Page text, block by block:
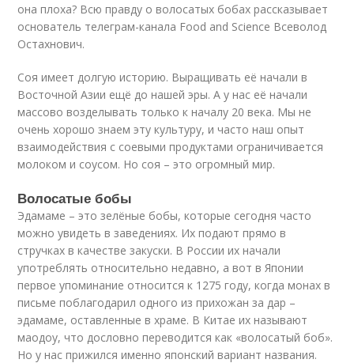
она плоха? Всю правду о волосатых бобах рассказывает
основатель телеграм-канала Food and Science Всеволод
Остахнович.
Соя имеет долгую историю. Выращивать её начали в
Восточной Азии ещё до нашей эры. А у нас её начали
массово возделывать только к началу 20 века. Мы не
очень хорошо знаем эту культуру, и часто наш опыт
взаимодействия с соевыми продуктами ограничивается
молоком и соусом. Но соя – это огромный мир.
Волосатые бобы
Эдамаме – это зелёные бобы, которые сегодня часто
можно увидеть в заведениях. Их подают прямо в
стручках в качестве закуски. В России их начали
употреблять относительно недавно, а вот в Японии
первое упоминание относится к 1275 году, когда монах в
письме поблагодарил одного из прихожан за дар –
эдамаме, оставленные в храме. В Китае их называют
маодоу, что дословно переводится как «волосатый боб».
Но у нас прижился именно японский вариант названия.